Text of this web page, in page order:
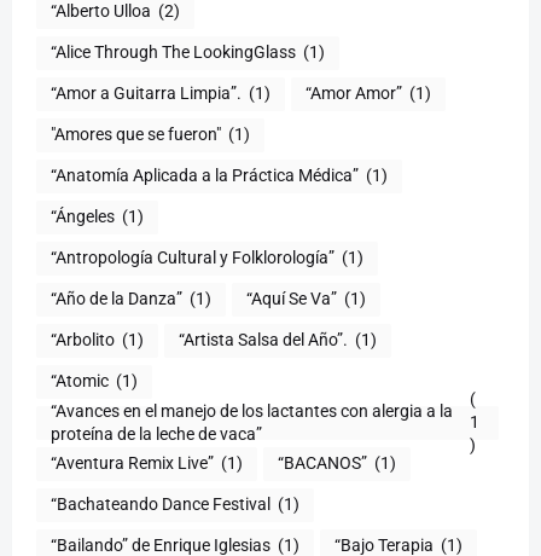
“Alberto Ulloa (2)
“Alice Through The LookingGlass (1)
“Amor a Guitarra Limpia”. (1) “Amor Amor” (1)
"Amores que se fueron" (1)
“Anatomía Aplicada a la Práctica Médica” (1)
“Ángeles (1)
“Antropología Cultural y Folklorología” (1)
“Año de la Danza” (1) “Aquí Se Va” (1)
“Arbolito (1) “Artista Salsa del Año”. (1)
“Atomic (1)
“Avances en el manejo de los lactantes con alergia a la
proteína de la leche de vaca”
(
1
)
“Aventura Remix Live” (1) “BACANOS” (1)
“Bachateando Dance Festival (1)
“Bailando” de Enrique Iglesias (1) “Bajo Terapia (1)